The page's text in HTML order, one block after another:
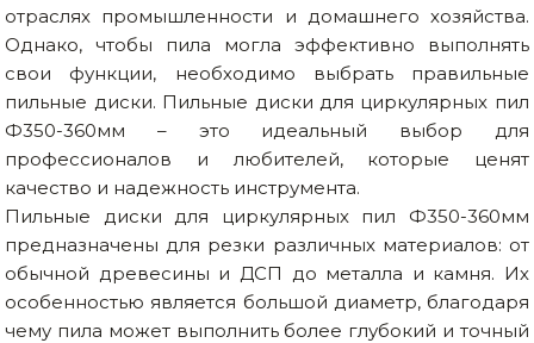
отраслях промышленности и домашнего хозяйства.
Однако, чтобы пила могла эффективно выполнять
свои функции, необходимо выбрать правильные
пильные диски. Пильные диски для циркулярных пил
Ф350-360мм – это идеальный выбор для
профессионалов и любителей, которые ценят
качество и надежность инструмента.
Пильные диски для циркулярных пил Ф350-360мм
предназначены для резки различных материалов: от
обычной древесины и ДСП до металла и камня. Их
особенностью является большой диаметр, благодаря
чему пила может выполнить более глубокий и точный